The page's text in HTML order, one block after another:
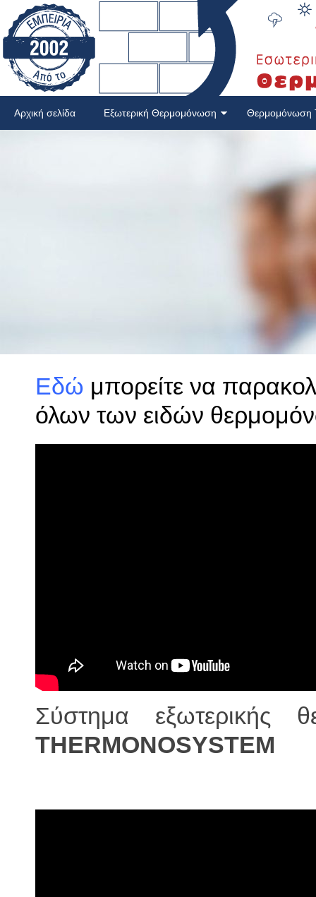
Αρχική σελίδα Εξωτερική Θερμομόνωση Θερμομόνωση
Εδώ μπορείτε να
όλων των ειδών
Σύστημα εξωτερικής
THERMONOSYSTEM